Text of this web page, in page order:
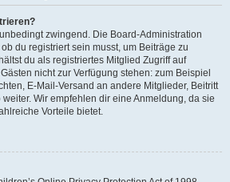
zwingend. Die Board-Administration
du registriert sein musst, um Beiträge zu
du als registriertes Mitglied Zugriff auf
nicht zur Verfügung stehen: zum Beispiel
E-Mail-Versand an andere Mitglieder, Beitritt
Wir empfehlen dir eine Anmeldung, da sie
Vorteile bietet.